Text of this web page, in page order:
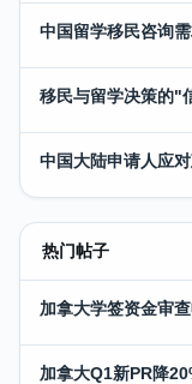
中国留学移民咨询
移民与留学决策的"
中国大陆申请人应
热门帖子
加拿大学签资金审
加拿大Q1新PR降